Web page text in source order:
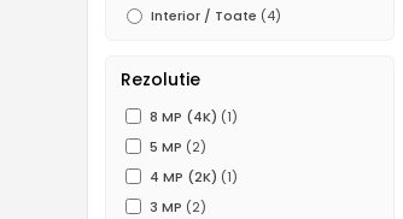
Interior / Toate (4)
Rezolutie
8 MP (4K) (1)
5 MP (2)
4 MP (2K) (1)
3 MP (2)